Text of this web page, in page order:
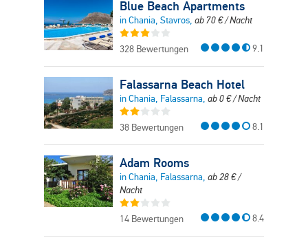
Blue Beach Apartments
in Chania, Stavros, ab70€/ Nacht
328 Bewertungen 9.1
Falassarna Beach Hotel
in Chania, Falassarna, ab0€/ Nacht
38 Bewertungen 8.1
Adam Rooms
in Chania, Falassarna, ab28€/
Nacht
14 Bewertungen 8.4